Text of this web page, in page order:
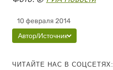
10 февраля 2014
Автор/Источник
ЧИТАЙТЕ НАС В СОЦСЕТЯХ: